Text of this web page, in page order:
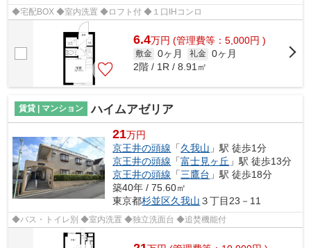
◆宅配BOX ◆室内洗置 ◆ロフト付 ◆１口IHコンロ
6.4万円 (管理費等：5,000円 )
敷金 0ヶ月 礼金 0ヶ月
2階 / 1R / 8.91㎡
賃貸 | マンション ハイムアゼリア
21万円
京王井の頭線 「久我山 」駅 徒歩1分
京王井の頭線 「富士見ヶ丘 」駅 徒歩13分
京王井の頭線 「三鷹台 」駅 徒歩18分
築40年 / 75.60㎡
東京都杉並区久我山 ３丁目23－11
◆バス・トイレ別 ◆室内洗置 ◆独立洗面台 ◆追焚機能付